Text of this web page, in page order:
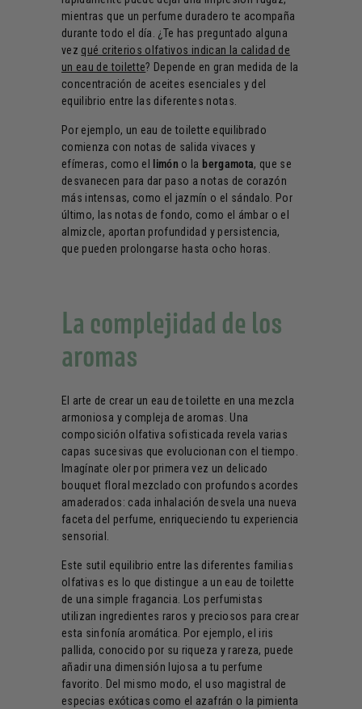
mientras que un perfume duradero te acompaña
durante todo el día. ¿Te has preguntado alguna
vez qué criterios olfativos indican la calidad de
un eau de toilette? Depende en gran medida de la
concentración de aceites esenciales y del
equilibrio entre las diferentes notas.
Por ejemplo, un eau de toilette equilibrado
comienza con notas de salida vivaces y
efímeras, como el
limón o la bergamota, que se
desvanecen para dar paso a notas de corazón
más intensas, como el jazmín o el sándalo. Por
último, las notas de fondo, como el ámbar o el
almizcle, aportan profundidad y persistencia,
que pueden prolongarse hasta ocho horas.
La complejidad de los
aromas
El arte de crear un eau de toilette en una mezcla
armoniosa y compleja de aromas. Una
composición olfativa sofisticada revela varias
capas sucesivas que evolucionan con el tiempo.
Imagínate oler por primera vez un delicado
bouquet floral mezclado con profundos acordes
amaderados: cada inhalación desvela una nueva
faceta del perfume, enriqueciendo tu experiencia
sensorial.
Este sutil equilibrio entre las diferentes familias
olfativas es lo que distingue a un eau de toilette
de una simple fragancia. Los perfumistas
utilizan ingredientes raros y preciosos para crear
esta sinfonía aromática. Por ejemplo, el iris
pallida, conocido por su riqueza y rareza, puede
añadir una dimensión lujosa a tu perfume
favorito. Del mismo modo, el uso magistral de
especias exóticas como el azafrán o la pimienta